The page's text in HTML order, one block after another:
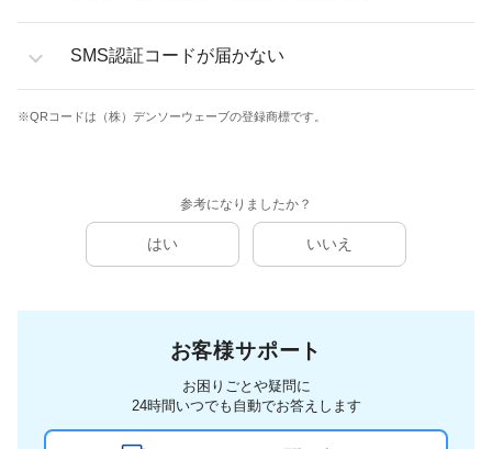
SMS認証コードが届かない
※QRコードは（株）デンソーウェーブの登録商標です。
参考になりましたか？
はい いいえ
お客様サポート
お困りごとや疑問に
24時間いつでも自動でお答えします